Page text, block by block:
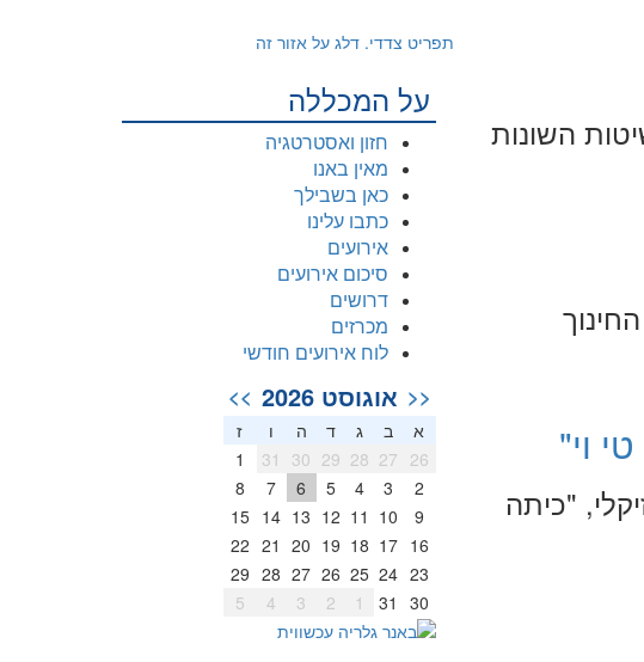
שהיה" על השיטות השונות
וי"
"כיתה
תפריט צדדי. דלג על אזור זה
על המכללה
חזון ואסטרטגיה
מאין באנו
כאן בשבילך
כתבו עלינו
אירועים
סיכום אירועים
דרושים
מכרזים
לוח אירועים חודשי
<< אוגוסט 2026 >>
א ב ג ד ה ו
ז
26
27
28
29
30
31
1
2
3
4
5
6
7
8
9
10
11
12
13
14
15
16
17
18
19
20
21
22
23
24
25
26
27
28
29
30
31
1
2
3
4
5